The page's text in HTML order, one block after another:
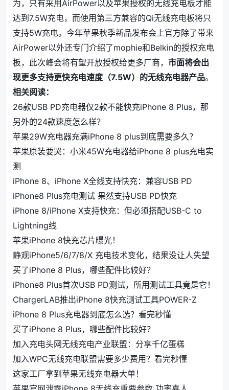
为，只有采用AirPower以及苹果授权的无线充电板才能
达到7.5W充电，而使用第三方兼容的Qi无线充电板将只
支持5W充电。今年苹果秋季新品发布会上官方除了带来
AirPower以外还专门介绍了mophie和Belkin的授权充电
板，此次峰会将有望开放授权给更多厂商， 市面将会出
现更多支持更快充电速度（7.5W）的无线充电器产品。
相关阅读：
26款USB PD充电器仅2款不能快充iPhone 8 Plus，那
另外的24款速度怎么样？
苹果29W充电器充满iPhone 8 plus到底需要多久？
苹果原装要哭：小米45W充电器给iPhone 8 plus充电实
测
iPhone 8、iPhone X全线支持快充：兼容USB PD
iPhone8 Plus充电测试 果然支持USB PD快充
iPhone 8/iPhone X支持快充：但必须搭配USB-C to
Lightning线
苹果iPhone 8快充芯片曝光！
静观iPhone5/6/7/8/X 充电技术变化，结果没让人失望
买了iPhone 8 Plus，哪些配件比较好？
iPhone8 Plus首次USB PD测试，所用测试工具竟是它！
ChargerLAB推出iPhone 8快充测试工具POWER-Z
iPhone 8 Plus充电器到底怎么选？看完秒懂
买了iPhone 8 Plus，哪些配件比较好？
加入充电头网无线充电产业联盟：分享千亿蛋糕
加入WPC无线充电联盟需要多少费用？看完秒懂
这家工厂拿到苹果无线充电器大单！